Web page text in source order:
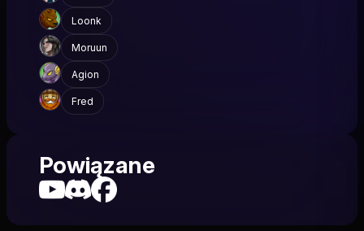
Loonk
Moruun
Agion
Fred
Powiązane